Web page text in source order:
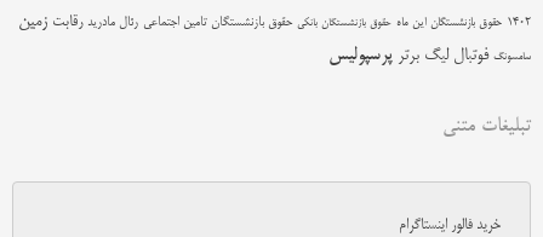
1402 حقوق بازنشستگان این ماه حقوق بازنشستگان بانکی حقوق بازنشستگان تامین اجتماعی رئال مادرید رقابت زمین
سامسونگ فوتبال لیگ برتر پرسپولیس
تبلیغات متنی
خرید فالور اینستاگرام